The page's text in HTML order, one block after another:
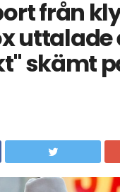
från
uttalade
skämt